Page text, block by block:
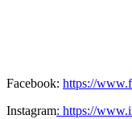
Facebook: https://
Instagram: https://